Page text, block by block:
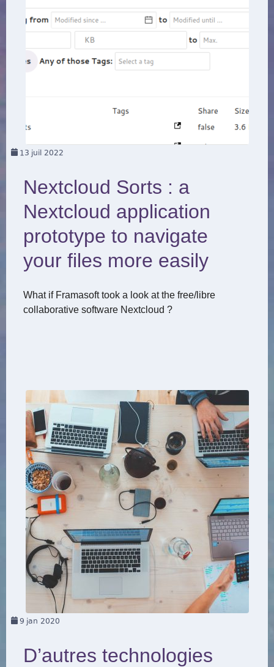
13 juil 2022
Nextcloud Sorts : a
Nextcloud application
prototype to navigate
your files more easily
What if Framasoft took a look at the free/libre
collaborative software Nextcloud ?
9 jan 2020
D’autres technologies